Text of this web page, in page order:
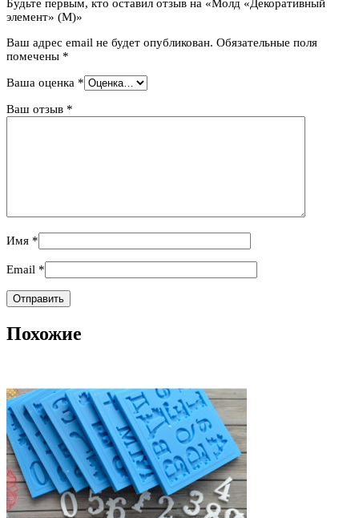
Будьте первым, кто оставил отзыв на «Молд «Декоративный
элемент» (M)»
Ваш адрес email не будет опубликован. Обязательные поля
помечены *
Ваша оценка *
Ваш отзыв *
Имя *
Email *
Похожие